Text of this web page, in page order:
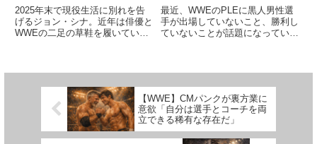
「約束を守れる環境がある
からこそ、潔く引退できる
んだ」
2025年末で現役生活に別れを告
げるジョン・シナ。近年は俳優と
WWEの二足の草鞋を履いていた
きたシナ。彼の引退は一大行事
に反論。「HHHに偏見が
あるとは思えない。白人の
方が多い世界なんだ」
最近、WWEのPLEに黒人男性選
手が出場していないこと、勝利し
ていないことが話題になっていま
【WWE】CMパンクが裏方業に
意欲「自分は選手とコーチを両
立できる稀有な存在だ」